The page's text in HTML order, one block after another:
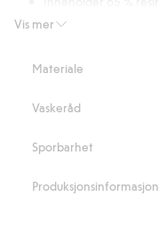
Vis mer
Artikkelnummer
Materiale
Vaskeråd
Sporbarhet
Produksjonsinformasjon